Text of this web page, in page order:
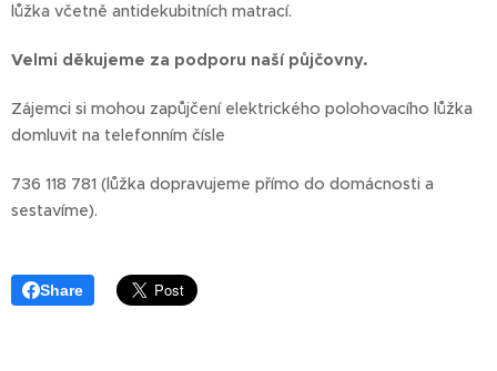
lůžka včetně antidekubitních matrací.
Velmi děkujeme za podporu naší půjčovny.
Zájemci si mohou zapůjčení elektrického polohovacího lůžka
domluvit na telefonním čísle
736 118 781 (lůžka dopravujeme přímo do domácnosti a
sestavíme).
Share